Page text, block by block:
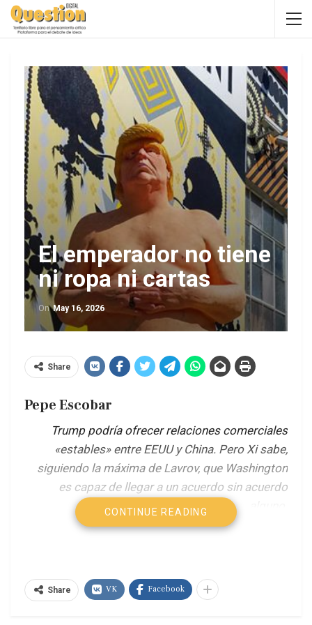
El emperador no tiene
ni ropa ni cartas
OnMay 16, 2026
Share
Pepe Escobar
Trump podría ofrecer relaciones comerciales
«estables» entre EEUU y China. Pero Xi sabe,
siguiendo la máxima de Lavrov, que Washington
es capaz de llegar a un acuerdo sin acuerdo
un vehículo eléctrico que frena bruscamente. El
ambiente es electrizante. En una cena de
CONTINUE READING
Share VK Facebook